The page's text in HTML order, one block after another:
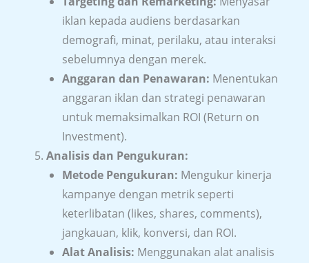
iklan kepada audiens berdasarkan
demografi, minat, perilaku, atau interaksi
sebelumnya dengan merek.
Anggaran dan Penawaran: Menentukan
anggaran iklan dan strategi penawaran
untuk memaksimalkan ROI (Return on
Investment).
Analisis dan Pengukuran:
Metode Pengukuran: Mengukur kinerja
kampanye dengan metrik seperti
keterlibatan (likes, shares, comments),
jangkauan, klik, konversi, dan ROI.
Alat Analisis: Menggunakan alat analisis